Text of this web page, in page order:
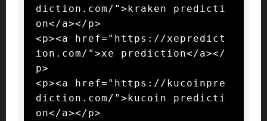
diction.com/">kraken predicti
on</a></p>
<p><a href="https://xepredict
ion.com/">xe prediction</a></
p>
<p><a href="https://kucoinpre
diction.com/">kucoin predicti
on</a></p>